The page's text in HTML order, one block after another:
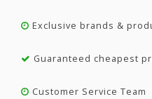
Exclusive brands &
Guaranteed cheapest
Customer Service Team